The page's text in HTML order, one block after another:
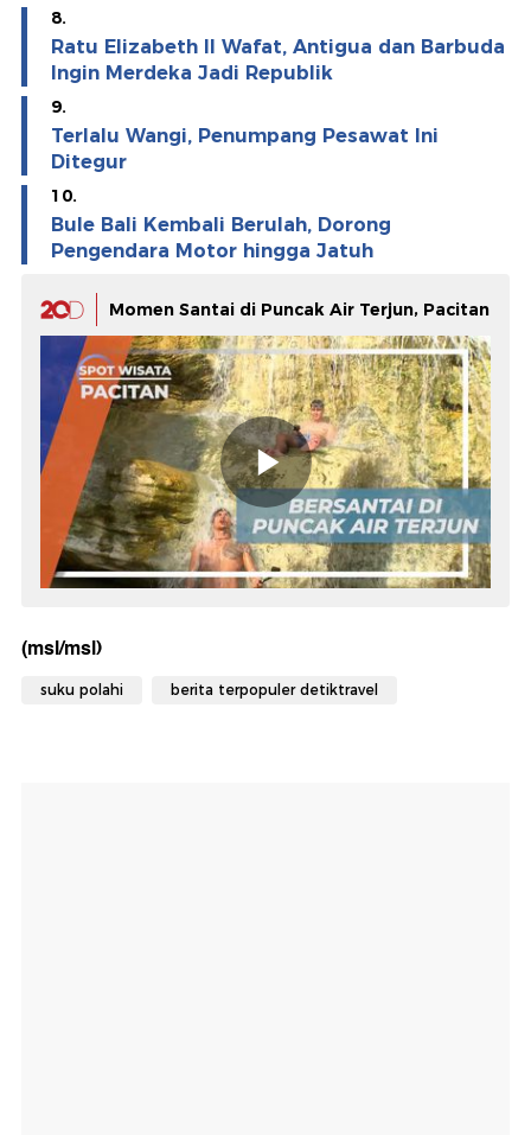
8.
Ratu Elizabeth II Wafat, Antigua dan Barbuda
Ingin Merdeka Jadi Republik
9.
Terlalu Wangi, Penumpang Pesawat Ini
Ditegur
10.
Bule Bali Kembali Berulah, Dorong
Pengendara Motor hingga Jatuh
Momen Santai di Puncak Air Terjun, Pacitan
(msl/msl)
suku polahi berita terpopuler detiktravel